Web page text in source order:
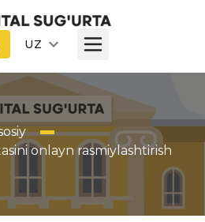
UZ
onlayn rasmiylashtirish